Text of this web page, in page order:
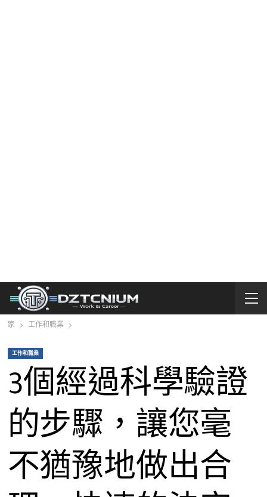
家 工作和職業
工作和職業
3個經過科學驗證
的步驟，讓您毫
不猶豫地做出合